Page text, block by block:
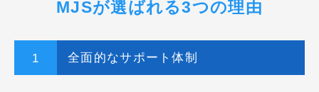
MJSが選ばれる3つの理由
全面的なサポート体制